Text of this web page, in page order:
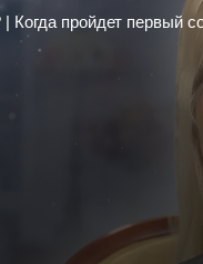
Когда пройдет первый